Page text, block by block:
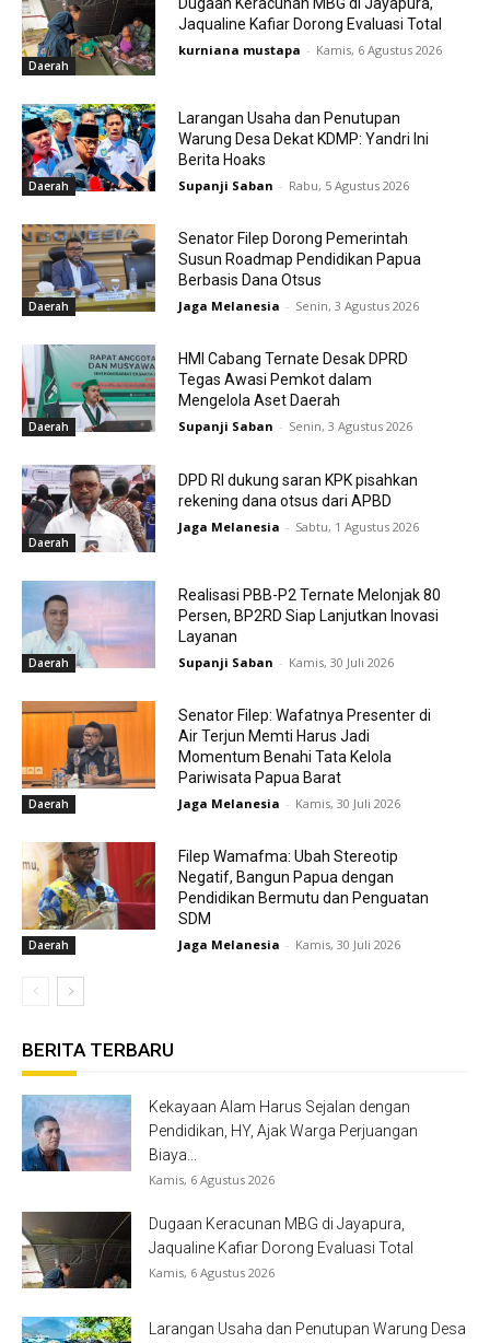
Daerah
Jaqualine Kafiar Dorong Evaluasi Total
kurniana mustapa - Kamis, 6 Agustus 2026
Daerah
Larangan Usaha dan Penutupan
Warung Desa Dekat KDMP: Yandri Ini
Berita Hoaks
Supanji Saban - Rabu, 5 Agustus 2026
Daerah
Senator Filep Dorong Pemerintah
Susun Roadmap Pendidikan Papua
Berbasis Dana Otsus
Jaga Melanesia - Senin, 3 Agustus 2026
Daerah
HMI Cabang Ternate Desak DPRD
Tegas Awasi Pemkot dalam
Mengelola Aset Daerah
Supanji Saban - Senin, 3 Agustus 2026
Daerah
DPD RI dukung saran KPK pisahkan
rekening dana otsus dari APBD
Jaga Melanesia - Sabtu, 1 Agustus 2026
Daerah
Realisasi PBB-P2 Ternate Melonjak 80
Persen, BP2RD Siap Lanjutkan Inovasi
Layanan
Supanji Saban - Kamis, 30 Juli 2026
Daerah
Senator Filep: Wafatnya Presenter di
Air Terjun Memti Harus Jadi
Momentum Benahi Tata Kelola
Pariwisata Papua Barat
Jaga Melanesia - Kamis, 30 Juli 2026
Daerah
Filep Wamafma: Ubah Stereotip
Negatif, Bangun Papua dengan
Pendidikan Bermutu dan Penguatan
SDM
Jaga Melanesia - Kamis, 30 Juli 2026
BERITA TERBARU
Kekayaan Alam Harus Sejalan dengan
Pendidikan, HY, Ajak Warga Perjuangan
Biaya...
Kamis, 6 Agustus 2026
Dugaan Keracunan MBG di Jayapura,
Jaqualine Kafiar Dorong Evaluasi Total
Kamis, 6 Agustus 2026
Larangan Usaha dan Penutupan Warung Desa